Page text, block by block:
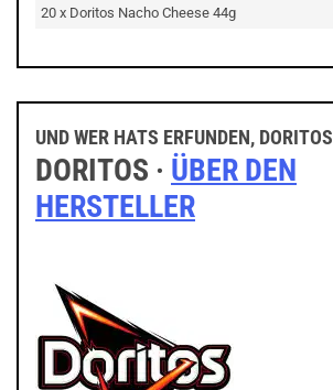
20 x Doritos Nacho Cheese 44g
UND WER HATS ERFUNDEN, DORITOS
DORITOS · ÜBER DEN
HERSTELLER